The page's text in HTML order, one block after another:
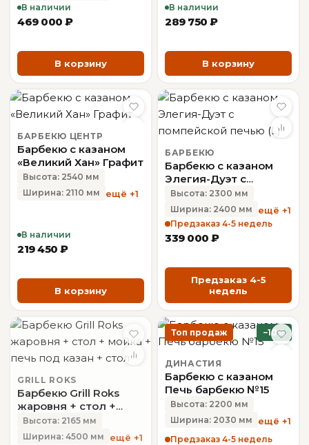
В наличии
469 000 ₽
В корзину
В наличии
289 750 ₽
В корзину
БАРБЕКЮ ЦЕНТР
Барбекю с казаном
«Великий Хан» Графит
Высота: 2540 мм
Ширина: 2110 мм
ещё +1
В наличии
219 450 ₽
В корзину
БАРБЕКЮ
Барбекю с казаном
Элегия-Дуэт с
помпейской печью (L)
Высота: 2300 мм
Ширина: 2400 мм
ещё +1
Предзаказ 4-5 недель
339 000 ₽
Предзаказ 4-5
недель
GRILL ROKS
Барбекю Grill Roks
жаровня + стол +
мойка + печь под
казан + стол
Высота: 2165 мм
Ширина: 4500 мм
ещё +1
Топ продаж −10%
ДИНАСТИЯ
Барбекю с казаном
Печь барбекю №15
Высота: 2200 мм
Ширина: 2030 мм
ещё +1
Предзаказ 4-5 недель